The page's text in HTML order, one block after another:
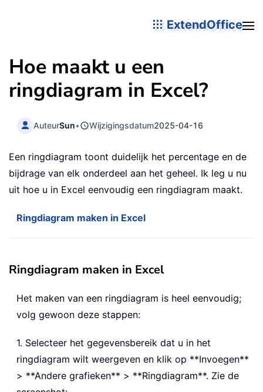
ExtendOffice
Hoe maakt u een
ringdiagram in Excel?
AuteurSun• Wijzigingsdatum2025-04-16
Een ringdiagram toont duidelijk het percentage en de
bijdrage van elk onderdeel aan het geheel. Ik leg u nu
uit hoe u in Excel eenvoudig een ringdiagram maakt.
Ringdiagram maken in Excel
Ringdiagram maken in Excel
Het maken van een ringdiagram is heel eenvoudig;
volg gewoon deze stappen:
1. Selecteer het gegevensbereik dat u in het
ringdiagram wilt weergeven en klik op **Invoegen**
> **Andere grafieken** > **Ringdiagram**. Zie de